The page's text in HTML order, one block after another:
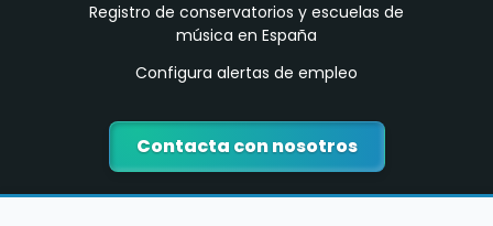
Registro de conservatorios y escuelas de
música en España
Configura alertas de empleo
Contacta con nosotros